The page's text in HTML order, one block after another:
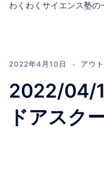
わくわくサイエンス塾
2022年4月10日 アウ
2022/04/
ドアスク